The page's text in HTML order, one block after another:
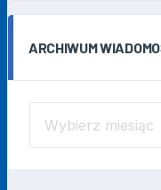
ARCHIWUM
WIADOMOŚCI